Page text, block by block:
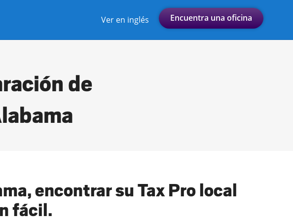
Encuentra una oficina
Ver en inglés
de
encontrar su Tax Pro local
fácil.